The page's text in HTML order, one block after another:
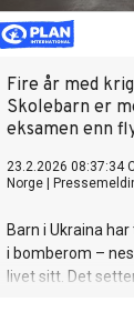
Fire år med
Skolebarn er
eksamen enn
23.2.2026 08:37:34
Norge
Barn i Ukraina
i bomberom –
livet sitt. Det